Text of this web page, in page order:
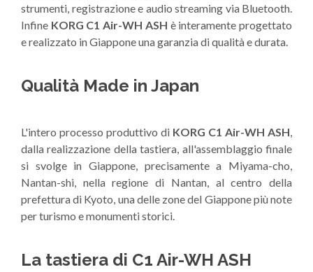
strumenti, registrazione e audio streaming via Bluetooth.
Infine KORG C1 Air-WH ASH è interamente progettato
e realizzato in Giappone una garanzia di qualità e durata.
Qualità Made in Japan
L'intero processo produttivo di KORG C1 Air-WH ASH
dalla realizzazione della tastiera, all'assemblaggio finale
si svolge in Giappone, precisamente a Miyama-cho,
Nantan-shi, nella regione di Nantan, al centro della
prefettura di Kyoto, una delle zone del Giappone più note
per turismo e monumenti storici.
La tastiera di C1 Air-WH ASH